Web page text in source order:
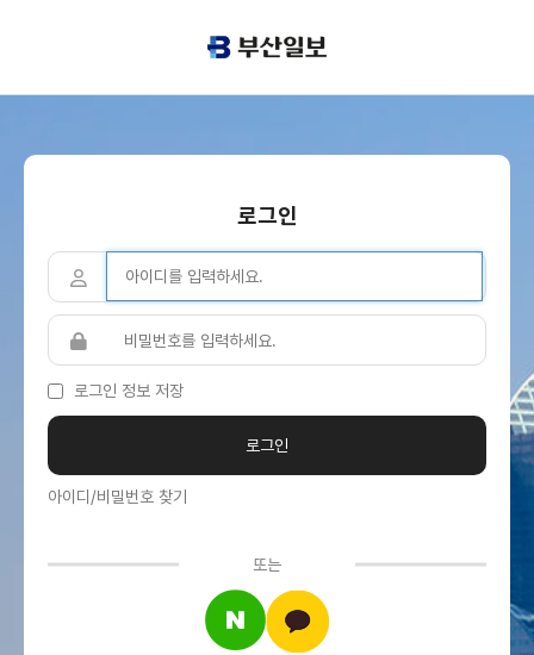
로그인
로그인 정보 저장
아이디/비밀번호 찾기
또는